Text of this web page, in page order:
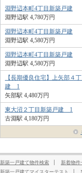
淵野辺本町4丁目新築戸建
淵野辺駅 4,780万円
淵野辺本町4丁目新築戸建
淵野辺駅 4,580万円
淵野辺本町4丁目新築戸建
淵野辺駅 4,580万円
【長期優良住宅】上矢部４
建 1
矢部駅 4,480万円
東大沼２丁目新築戸建 1
古淵駅 4,180万円
新築一戸建て物件検索 新着物件